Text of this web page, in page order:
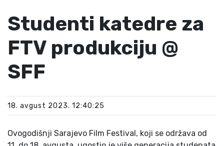
Studenti katedre za
FTV produkciju @
SFF
18. avgust 2023. 12:40:25
Ovogodišnji Sarajevo Film Festival, koji se održava od